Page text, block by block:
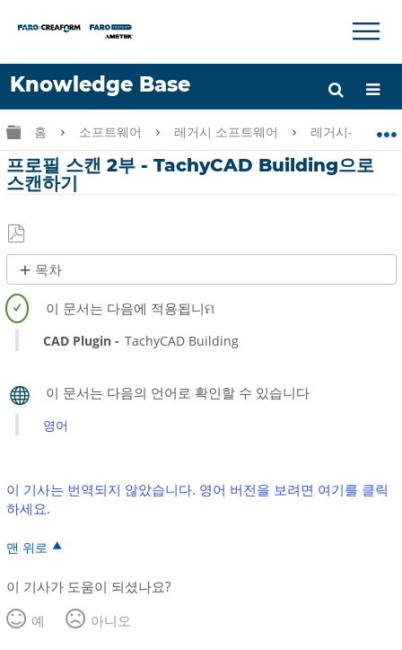
Knowledge Base
언어
도움 받기 로그인
×
글로벌 계층 확장/축소
홈 소프트웨어 레거시 소프트웨어 레거시-
프로필 스캔 2부 - TachyCAD Building으로
스캔하기
PDF
로
저
장
목차
제
목
없
음
CAD Plugin TachyCAD Building
영어
이 기사는 번역되지 않았습니다. 영어 버전을 보려면 여기를 클릭
하세요.
맨 위로
이 기사가 도움이 되셨나요?
예
아니오